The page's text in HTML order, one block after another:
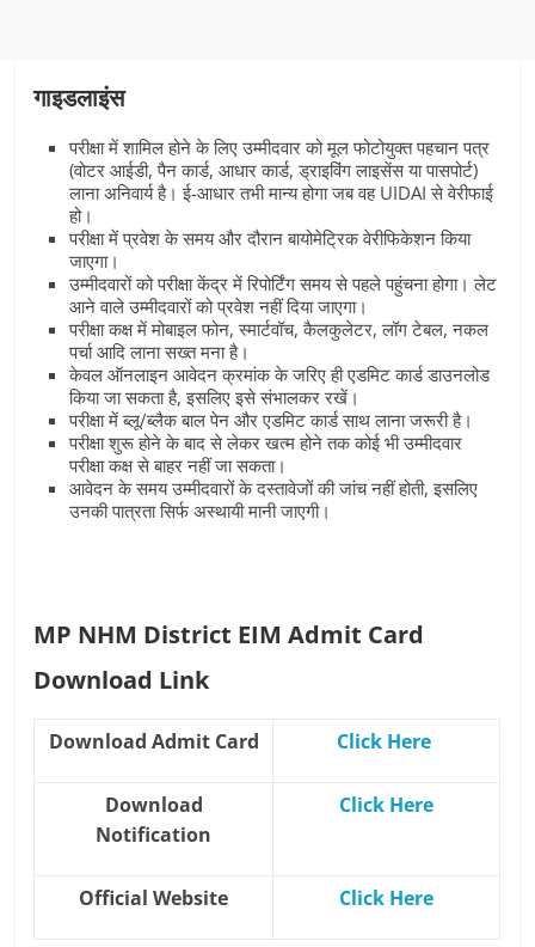
गाइडलाइंस
परीक्षा में शामिल होने के लिए उम्मीदवार को मूल फोटोयुक्त पहचान पत्र
(वोटर आईडी, पैन कार्ड, आधार कार्ड, ड्राइविंग लाइसेंस या पासपोर्ट)
लाना अनिवार्य है। ई-आधार तभी मान्य होगा जब वह UIDAI से वेरीफाई
हो।
परीक्षा में प्रवेश के समय और दौरान बायोमेट्रिक वेरीफिकेशन किया
जाएगा।
उम्मीदवारों को परीक्षा केंद्र में रिपोर्टिंग समय से पहले पहुंचना होगा। लेट
आने वाले उम्मीदवारों को प्रवेश नहीं दिया जाएगा।
परीक्षा कक्ष में मोबाइल फोन, स्मार्टवॉच, कैलकुलेटर, लॉग टेबल, नकल
पर्चा आदि लाना सख्त मना है।
केवल ऑनलाइन आवेदन क्रमांक के जरिए ही एडमिट कार्ड डाउनलोड
किया जा सकता है, इसलिए इसे संभालकर रखें।
परीक्षा में ब्लू/ब्लैक बाल पेन और एडमिट कार्ड साथ लाना जरूरी है।
परीक्षा शुरू होने के बाद से लेकर खत्म होने तक कोई भी उम्मीदवार
परीक्षा कक्ष से बाहर नहीं जा सकता।
आवेदन के समय उम्मीदवारों के दस्तावेजों की जांच नहीं होती, इसलिए
उनकी पात्रता सिर्फ अस्थायी मानी जाएगी।
MP NHM District EIM Admit Card
Download Link
Download Admit Card Click Here
Download
Notification
Click Here
Official Website Click Here